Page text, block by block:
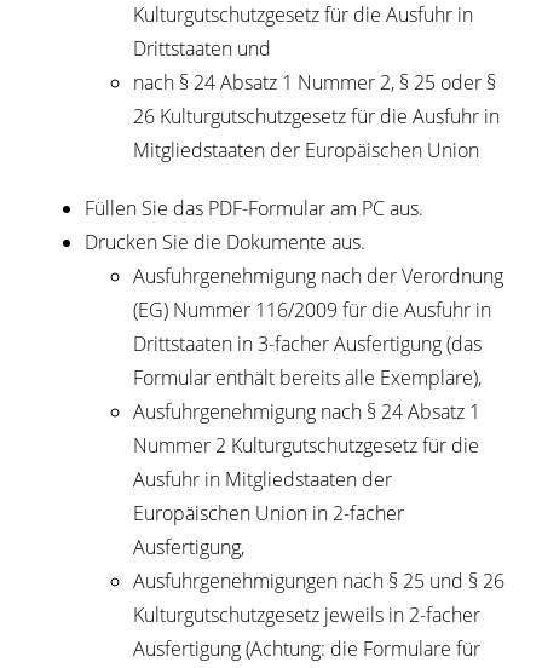
Kulturgutschutzgesetz für die Ausfuhr in
Drittstaaten und
nach § 24 Absatz 1 Nummer 2, § 25 oder §
26 Kulturgutschutzgesetz für die Ausfuhr in
Mitgliedstaaten der Europäischen Union
Füllen Sie das PDF-Formular am PC aus.
Drucken Sie die Dokumente aus.
Ausfuhrgenehmigung nach der Verordnung
(EG) Nummer 116/2009 für die Ausfuhr in
Drittstaaten in 3-facher Ausfertigung (das
Formular enthält bereits alle Exemplare),
Ausfuhrgenehmigung nach § 24 Absatz 1
Nummer 2 Kulturgutschutzgesetz für die
Ausfuhr in Mitgliedstaaten der
Europäischen Union in 2-facher
Ausfertigung,
Ausfuhrgenehmigungen nach § 25 und § 26
Kulturgutschutzgesetz jeweils in 2-facher
Ausfertigung (Achtung: die Formulare für